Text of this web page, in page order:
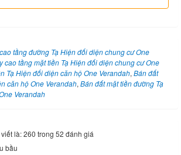
tầng đường Tạ Hiện đối diện chung cư One
cao tầng mặt tiền Tạ Hiện đối diện chung cư One
Tạ Hiện đối diện căn hộ One Verandah, Bán đất
căn hộ One Verandah, Bán đất mặt tiền đường Tạ
Verandah
là: 260 trong 52 đánh giá
bầu